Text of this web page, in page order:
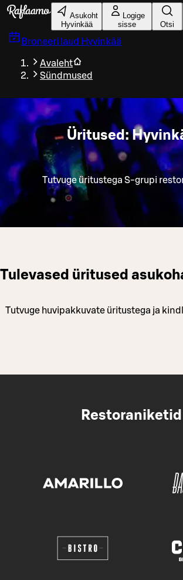
Liigu peamise sisu juurde
Asukoht
Hyvinkää
Logige
sisse
Otsi
Broneeri laud Hyvinkää
Avaleht
Sündmused
Üritused:
Tutvuge üritustega S-grupi
Tulevased üritused
Tutvuge huvipakkuvate üritustega ja
Restoraniketid